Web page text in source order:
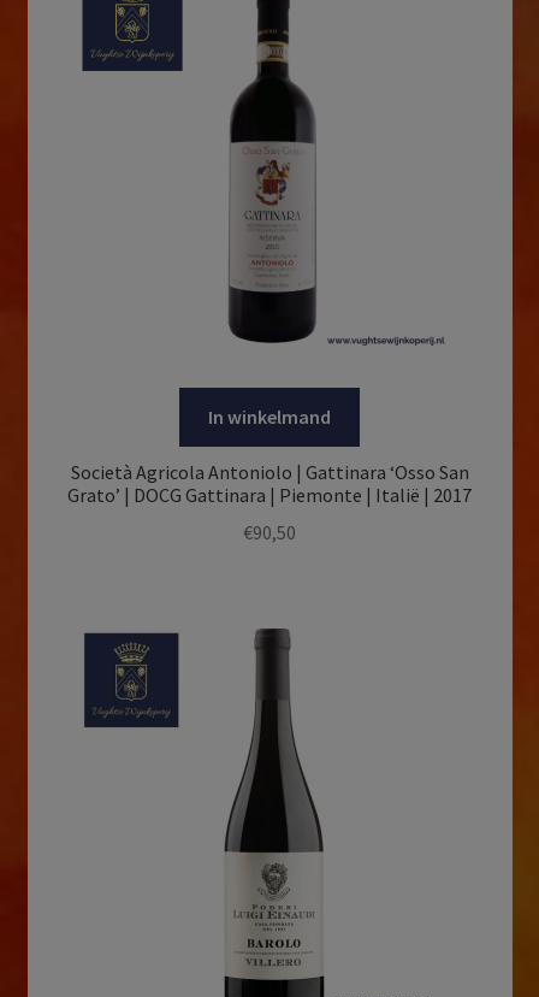
In winkelmand
Società Agricola Antoniolo | Gattinara ‘Osso San
Grato’ | DOCG Gattinara | Piemonte | Italië | 2017
€90,50